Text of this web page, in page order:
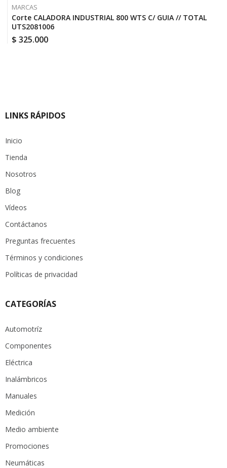
MARCAS
Corte CALADORA INDUSTRIAL 800 WTS C/ GUIA // TOTAL
UTS2081006
$ 325.000
LINKS RÁPIDOS
Inicio
Tienda
Nosotros
Blog
Vídeos
Contáctanos
Preguntas frecuentes
Términos y condiciones
Políticas de privacidad
CATEGORÍAS
Automotríz
Componentes
Eléctrica
Inalámbricos
Manuales
Medición
Medio ambiente
Promociones
Neumáticas